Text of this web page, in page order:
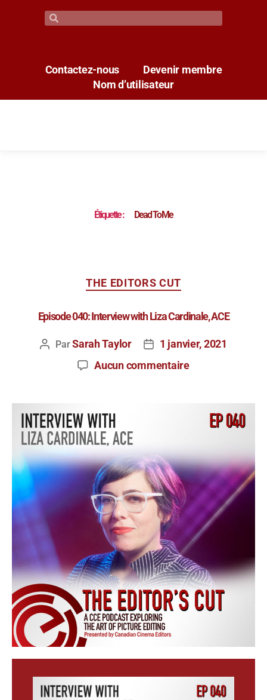
Contactez-nous
Devenir membre
Nom d’utilisateur
Étiquette : Dead To Me
THE EDITORS CUT
Episode 040: Interview with Liza Cardinale, ACE
ParSarah Taylor
1 janvier, 2021
Aucun commentaire